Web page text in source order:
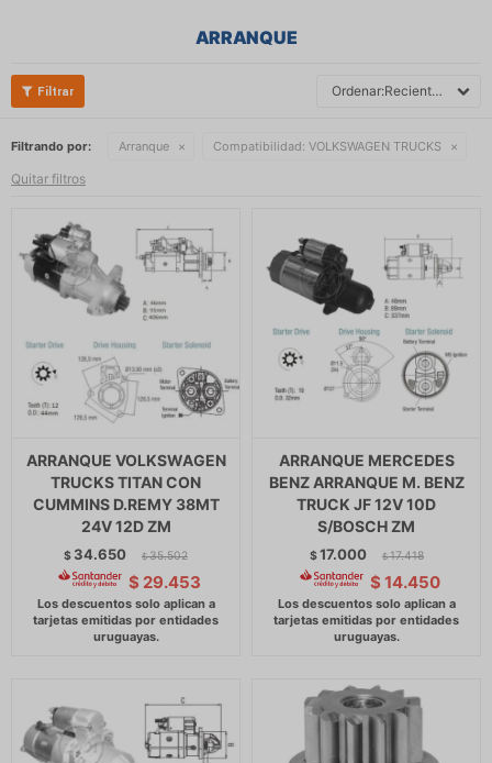
ARRANQUE
Recientes
Filtrando por: Arranque Compatibilidad: VOLKSWAGEN TRUCKS
Quitar filtros
ARRANQUE VOLKSWAGEN
TRUCKS TITAN CON
CUMMINS D.REMY 38MT
24V 12D ZM
$ 34.650 $ 35.502
$ 29.453
ARRANQUE MERCEDES
BENZ ARRANQUE M. BENZ
TRUCK JF 12V 10D
S/BOSCH ZM
$17.000 $ 17.418
$ 14.450